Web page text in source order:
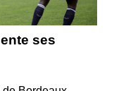
ses